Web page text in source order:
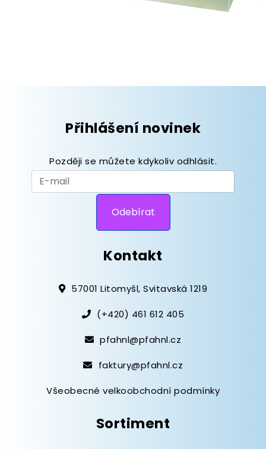
Přihlášení novinek
Později se můžete kdykoliv odhlásit.
Kontakt
57001 Litomyšl, Svitavská 1219
(+420) 461 612 405
pfahnl@pfahnl.cz
faktury@pfahnl.cz
Všeobecné velkoobchodní podmínky
Sortiment